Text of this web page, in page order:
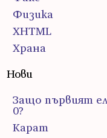
Физика
ХHTML
Храна
Нови
Защо първият
0?
Карат